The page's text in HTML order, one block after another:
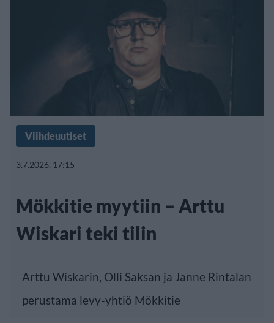
Viihdeuutiset
3.7.2026, 17:15
Mökkitie myytiin – Arttu
Wiskari teki tilin
Arttu Wiskarin, Olli Saksan ja Janne Rintalan
perustama levy-yhtiö Mökkitie